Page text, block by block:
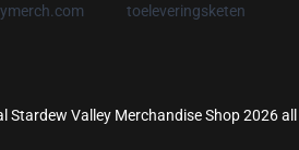
toeleveringsketen
Stardew Valley Merchandise Shop 2026